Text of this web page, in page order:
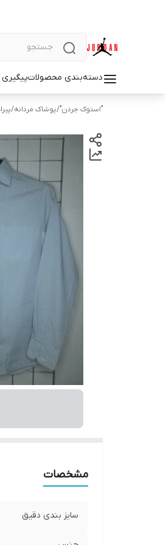
دسته‌بندی محصولات
"استوک جردن"/پوشاک مردانه/
مشخصات
سایز بندی دقیق